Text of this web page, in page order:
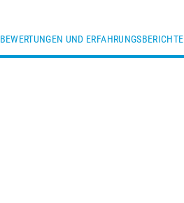
BEWERTUNGEN UND ERFAHRUNGSBERICHTE